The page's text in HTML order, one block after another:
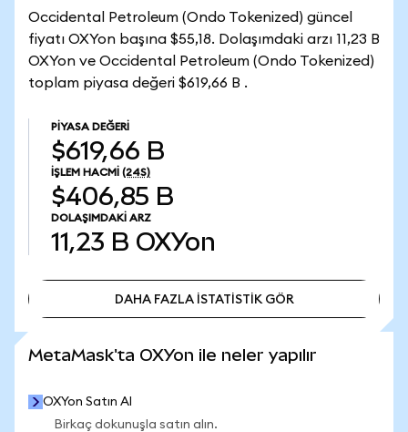
Occidental Petroleum (Ondo Tokenized) güncel
fiyatı OXYon başına $55,18. Dolaşımdaki arzı 11,23 B
OXYon ve Occidental Petroleum (Ondo Tokenized)
toplam piyasa değeri $619,66 B .
PIYASA DEĞERI
$619,66 B
İŞLEM HACMI (24S)
$406,85 B
DOLAŞIMDAKI ARZ
11,23 B OXYon
DAHA FAZLA İSTATİSTİK GÖR
MetaMask'ta OXYon ile neler yapılır
OXYon Satın Al
Birkaç dokunuşla satın alın.